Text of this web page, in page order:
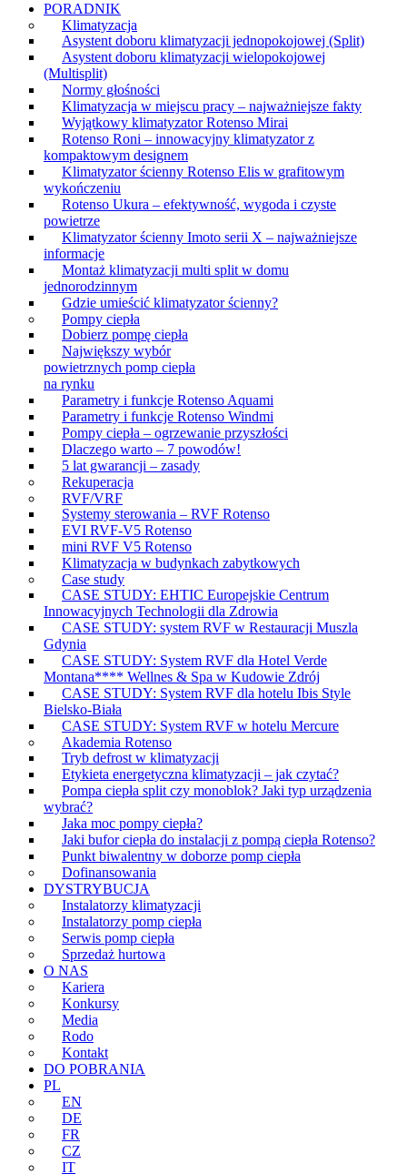
PORADNIK
Klimatyzacja
Asystent doboru klimatyzacji jednopokojowej (Split)
Asystent doboru klimatyzacji wielopokojowej
(Multisplit)
Normy głośności
Klimatyzacja w miejscu pracy – najważniejsze fakty
Wyjątkowy klimatyzator Rotenso Mirai
Rotenso Roni – innowacyjny klimatyzator z
kompaktowym designem
Klimatyzator ścienny Rotenso Elis w grafitowym
wykończeniu
Rotenso Ukura – efektywność, wygoda i czyste
powietrze
Klimatyzator ścienny Imoto serii X – najważniejsze
informacje
Montaż klimatyzacji multi split w domu
jednorodzinnym
Gdzie umieścić klimatyzator ścienny?
Pompy ciepła
Dobierz pompę ciepła
Największy wybór
powietrznych pomp ciepła
na rynku
Parametry i funkcje Rotenso Aquami
Parametry i funkcje Rotenso Windmi
Pompy ciepła – ogrzewanie przyszłości
Dlaczego warto – 7 powodów!
5 lat gwarancji – zasady
Rekuperacja
RVF/VRF
Systemy sterowania – RVF Rotenso
EVI RVF-V5 Rotenso
mini RVF V5 Rotenso
Klimatyzacja w budynkach zabytkowych
Case study
CASE STUDY: EHTIC Europejskie Centrum
Innowacyjnych Technologii dla Zdrowia
CASE STUDY: system RVF w Restauracji Muszla
Gdynia
CASE STUDY: System RVF dla Hotel Verde
Montana**** Wellnes & Spa w Kudowie Zdrój
CASE STUDY: System RVF dla hotelu Ibis Style
Bielsko-Biała
CASE STUDY: System RVF w hotelu Mercure
Akademia Rotenso
Tryb defrost w klimatyzacji
Etykieta energetyczna klimatyzacji – jak czytać?
Pompa ciepła split czy monoblok? Jaki typ urządzenia
wybrać?
Jaka moc pompy ciepła?
Jaki bufor ciepła do instalacji z pompą ciepła Rotenso?
Punkt biwalentny w doborze pomp ciepła
Dofinansowania
DYSTRYBUCJA
Instalatorzy klimatyzacji
Instalatorzy pomp ciepła
Serwis pomp ciepła
Sprzedaż hurtowa
O NAS
Kariera
Konkursy
Media
Rodo
Kontakt
DO POBRANIA
PL
EN
DE
FR
CZ
IT